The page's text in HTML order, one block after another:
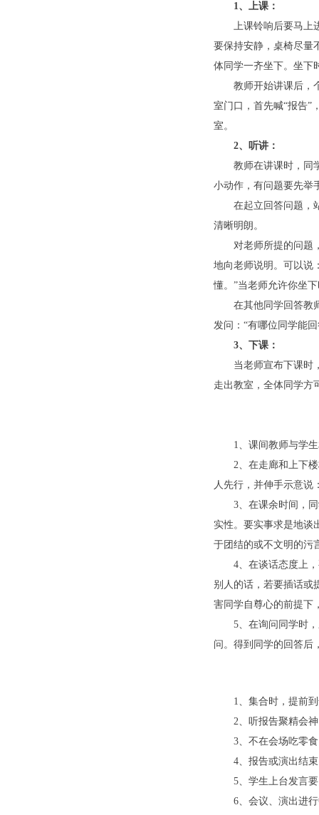
1、上课：
上课铃响后要马上
要保持安静，桌椅尽量
体同学一齐坐下。坐下
教师开始讲课后，
室门口，首先喊“报告”
室。
2、听讲：
教师在讲课时，同
小动作，有问题要先举
在起立回答问题，
清晰明朗。
对老师所提的问题
地向老师说明。可以说
懂。”当老师允许你坐
在其他同学回答教
发问：“有哪位同学能
3、下课：
当老师宣布下课时
走出教室，全体同学方
1、课间教师与学
2、在走廊和上下
人先行，并伸手示意说
3、在课余时间，
实性。要实事求是地谈
于团结的或不文明的污
4、在谈话态度上
别人的话，若要插话或
害同学自尊心的前提下
5、在询问同学时
问。得到同学的回答后
1、集合时，提前
2、听报告聚精会
3、不在会场吃零
4、报告或演出结
5、学生上台发言
6、会议、演出进